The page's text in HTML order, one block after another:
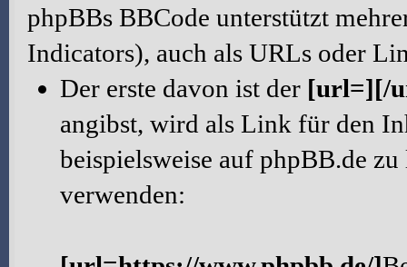
phpBBs BBCode unterstützt
Indicators), auch als URLs oder
Der erste davon ist der [url=][/
angibst, wird als Link für den
beispielsweise auf phpBB.de
verwenden: